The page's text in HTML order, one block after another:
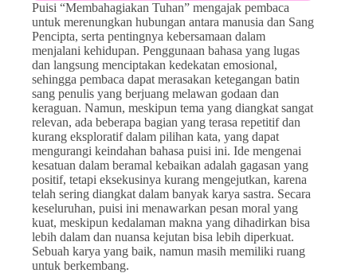
Puisi “Membahagiakan Tuhan” mengajak pembaca
untuk merenungkan hubungan antara manusia dan Sang
Pencipta, serta pentingnya kebersamaan dalam
menjalani kehidupan. Penggunaan bahasa yang lugas
dan langsung menciptakan kedekatan emosional,
sehingga pembaca dapat merasakan ketegangan batin
sang penulis yang berjuang melawan godaan dan
keraguan. Namun, meskipun tema yang diangkat sangat
relevan, ada beberapa bagian yang terasa repetitif dan
kurang eksploratif dalam pilihan kata, yang dapat
mengurangi keindahan bahasa puisi ini. Ide mengenai
kesatuan dalam beramal kebaikan adalah gagasan yang
positif, tetapi eksekusinya kurang mengejutkan, karena
telah sering diangkat dalam banyak karya sastra. Secara
keseluruhan, puisi ini menawarkan pesan moral yang
kuat, meskipun kedalaman makna yang dihadirkan bisa
lebih dalam dan nuansa kejutan bisa lebih diperkuat.
Sebuah karya yang baik, namun masih memiliki ruang
untuk berkembang.